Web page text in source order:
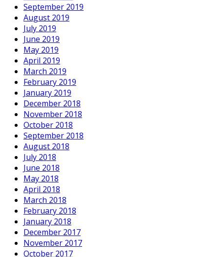
September 2019
August 2019
July 2019
June 2019
May 2019
April 2019
March 2019
February 2019
January 2019
December 2018
November 2018
October 2018
September 2018
August 2018
July 2018
June 2018
May 2018
April 2018
March 2018
February 2018
January 2018
December 2017
November 2017
October 2017